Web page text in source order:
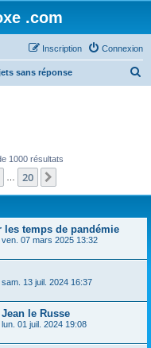
.com
Connexion
Inscription
sans réponse
1000 résultats
20
temps de pandémie
ven. 07 mars 2025 13:32
sam. 13 juil. 2024 16:37
le Russe
lun. 01 juil. 2024 19:08